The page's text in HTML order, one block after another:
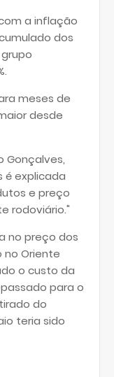
a inflação
dos
meses de
desde
Gonçalves,
é explicada
e preço
rodoviário."
no preço dos
Oriente
o custo da
para o
do
teria sido